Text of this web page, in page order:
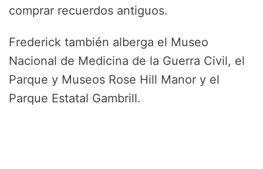
comprar recuerdos antiguos.
Frederick también alberga el Museo
Nacional de Medicina de la Guerra Civil, el
Parque y Museos Rose Hill Manor y el
Parque Estatal Gambrill.